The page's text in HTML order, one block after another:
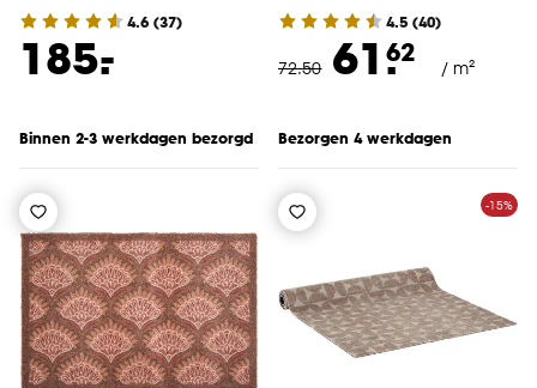
4.6 (37)
185.
-
Binnen 2-3 werkdagen bezorgd
4.5 (40)
72.50 61.62
/ m²
Bezorgen 4 werkdagen
-15%